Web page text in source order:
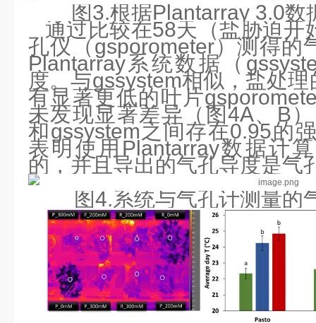
图3.根据Plantarray 3.0数
通过比较在58天（盐胁迫开
孔仪（gsporometer）测得的
Plantarray系统数据（
度。与gssystem相似，盐处
有显著更低的叶片
未发现显著差异（图4A、B
和gssystem之间存在0.95的
表明使用Plantarray数据计
的，并且导出的气孔导度是气
图4.系统与气孔计测量的